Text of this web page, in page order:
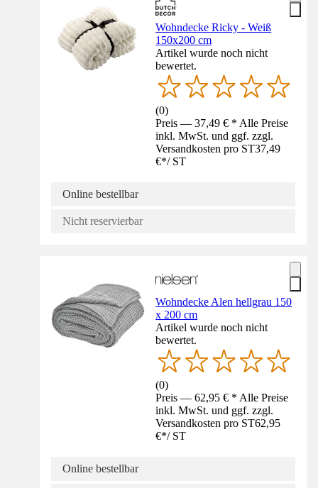
Wohndecke Ricky - Weiß
150x200 cm
Artikel wurde noch nicht
bewertet.
(0)
Preis — 37,49 € * Alle Preise
inkl. MwSt. und ggf. zzgl.
Versandkosten pro ST37,49
€*/ ST
Online bestellbar
Nicht reservierbar
Wohndecke Alen hellgrau 150
x 200 cm
Artikel wurde noch nicht
bewertet.
(0)
Preis — 62,95 € * Alle Preise
inkl. MwSt. und ggf. zzgl.
Versandkosten pro ST62,95
€*/ ST
Online bestellbar